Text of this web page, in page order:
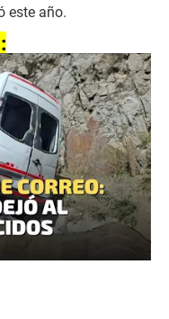
este año.